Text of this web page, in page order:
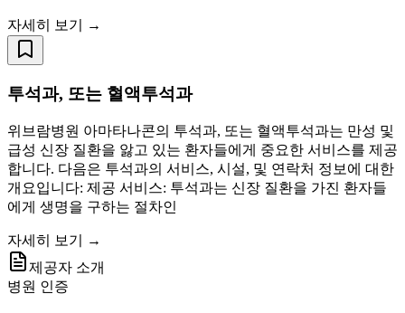
자세히 보기 →
투석과, 또는 혈액투석과
위브람병원 아마타나콘의 투석과, 또는 혈액투석과는 만성 및
급성 신장 질환을 앓고 있는 환자들에게 중요한 서비스를 제공
합니다. 다음은 투석과의 서비스, 시설, 및 연락처 정보에 대한
개요입니다: 제공 서비스: 투석과는 신장 질환을 가진 환자들
에게 생명을 구하는 절차인
자세히 보기 →
제공자 소개
병원 인증